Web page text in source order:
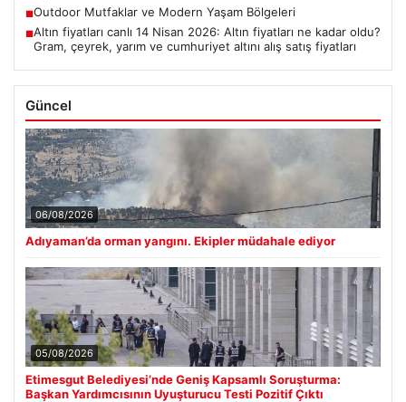
■Outdoor Mutfaklar ve Modern Yaşam Bölgeleri
■Altın fiyatları canlı 14 Nisan 2026: Altın fiyatları ne kadar oldu?
Gram, çeyrek, yarım ve cumhuriyet altını alış satış fiyatları
Güncel
06/08/2026
Adıyaman’da orman yangını. Ekipler müdahale ediyor
05/08/2026
Etimesgut Belediyesi’nde Geniş Kapsamlı Soruşturma:
Başkan Yardımcısının Uyuşturucu Testi Pozitif Çıktı